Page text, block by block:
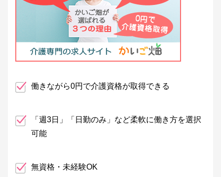
働きながら0円で介護資格が取得できる
「週3日」「日勤のみ」など柔軟に働き方を選択
可能
無資格・未経験OK